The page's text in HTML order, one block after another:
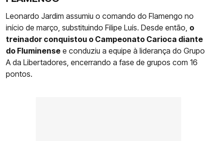
Leonardo Jardim assumiu o comando do Flamengo no
início de março, substituindo Filipe Luís. Desde então, o
treinador conquistou o Campeonato Carioca diante
do Fluminense e conduziu a equipe à liderança do Grupo
A da Libertadores, encerrando a fase de grupos com 16
pontos.